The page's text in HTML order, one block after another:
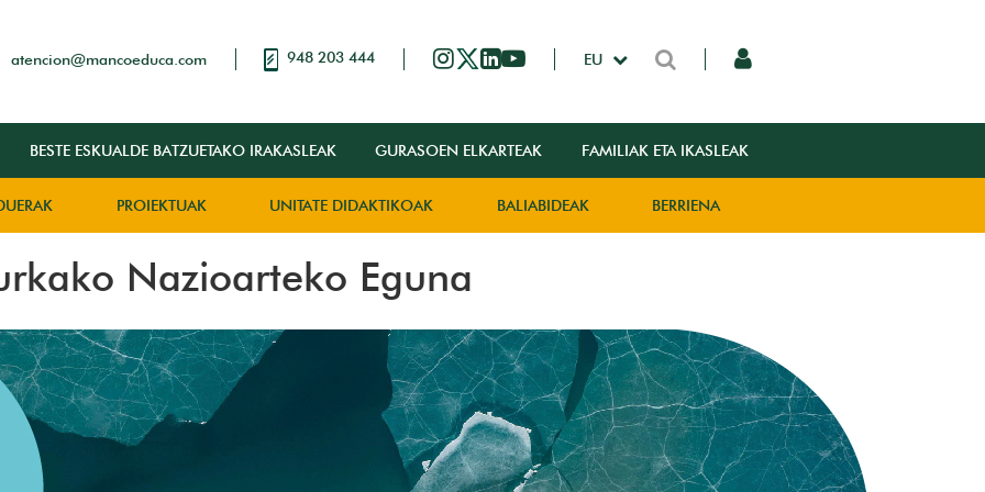
atencion@mancoeduca.com 948 203 444 EU
BESTE ESKUALDE BATZUETAKO IRAKASLEAK GURASOEN ELKARTEAK FAMILIAK ETA IKASLEAK
PROIEKTUAK UNITATE DIDAKTIKOAK BALIABIDEAK BERRIENA
Nazioarteko Eguna